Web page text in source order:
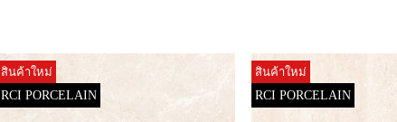
สินค้าใหม่
RCI PORCELAIN
สินค้าใหม่
RCI PORCELAIN